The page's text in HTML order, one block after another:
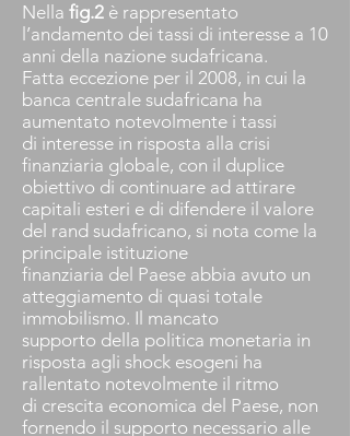
Nella fig.2 è rappresentato
l’andamento dei tassi di interesse a 10
anni della nazione sudafricana.
Fatta eccezione per il 2008, in cui la
banca centrale sudafricana ha
aumentato notevolmente i tassi
di interesse in risposta alla crisi
finanziaria globale, con il duplice
obiettivo di continuare ad attirare
capitali esteri e di difendere il valore
del rand sudafricano, si nota come la
principale istituzione
finanziaria del Paese abbia avuto un
atteggiamento di quasi totale
immobilismo. Il mancato
supporto della politica monetaria in
risposta agli shock esogeni ha
rallentato notevolmente il ritmo
di crescita economica del Paese, non
fornendo il supporto necessario alle